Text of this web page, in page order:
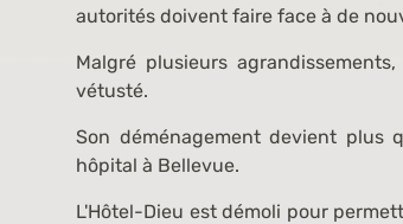
autorités doivent faire face à de
Malgré plusieurs
vétusté.
Son déménagement devient plus
hôpital à Bellevue.
L'Hôtel-Dieu est démoli pour